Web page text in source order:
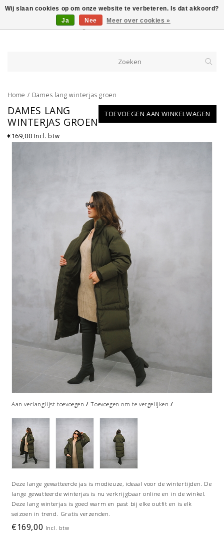
Home / Dames lang winterjas groen
TOEVOEGEN AAN WINKELWAGEN
DAMES LANG
WINTERJAS GROEN
€169,00 Incl. btw
Aan verlanglijst toevoegen /Toevoegen om te vergelijken /
Deze lange gewatteerde jas is modieuze, ideaal voor de wintertijden. De
lange gewatteerde winterjas is nu verkrijgbaar online en in de winkel.
Deze lang winterjas is goed warm en past bij elke outfit en is elk
seizoen in trend. Gratis verzenden.
€169,00 Incl. btw
Wij slaan cookies op om onze website te verbeteren. Is dat akkoord?
Ja
Nee Meer over cookies »